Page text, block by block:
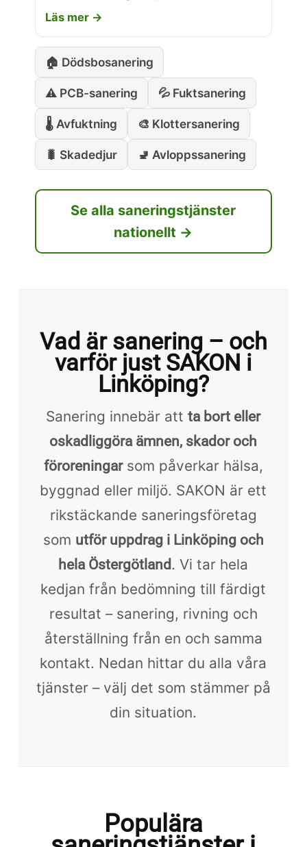
Läs mer →
🏠 Dödsbosanering
⚠️ PCB-sanering 💦 Fuktsanering
🌡️ Avfuktning 🎨 Klottersanering
🐛 Skadedjur 🚽 Avloppssanering
Se alla saneringstjänster
nationellt →
Vad är sanering – och
varför just SAKON i
Linköping?
Sanering innebär attta bort eller
oskadliggöra ämnen, skador och
föroreningarsom påverkar hälsa,
byggnad eller miljö. SAKON är ett
rikstäckande saneringsföretag
som utför uppdrag i Linköping och
hela Östergötland. Vi tar hela
kedjan från bedömning till färdigt
resultat – sanering, rivning och
återställning från en och samma
kontakt. Nedan hittar du alla våra
tjänster – välj det som stämmer på
din situation.
Populära